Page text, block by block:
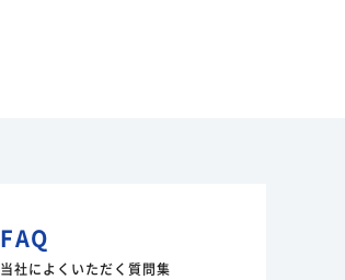
FAQ
当社によくいただく質問集